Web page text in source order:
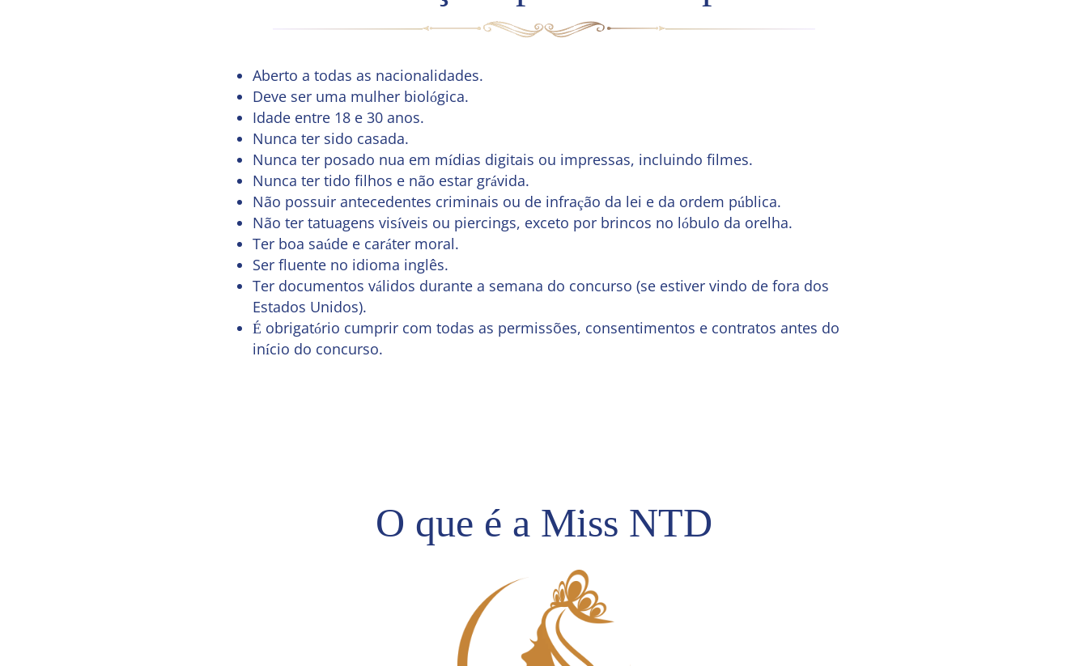
Aberto a todas as nacionalidades.
Deve ser uma mulher biológica.
Idade entre 18 e 30 anos.
Nunca ter sido casada.
Nunca ter posado nua em mídias digitais ou impressas, incluindo filmes.
Nunca ter tido filhos e não estar grávida.
Não possuir antecedentes criminais ou de infração da lei e da ordem pública.
Não ter tatuagens visíveis ou piercings, exceto por brincos no lóbulo da orelha.
Ter boa saúde e caráter moral.
Ser fluente no idioma inglês.
Ter documentos válidos durante a semana do concurso (se estiver vindo de fora dos
Estados Unidos).
É obrigatório cumprir com todas as permissões, consentimentos e contratos antes do
início do concurso.
O que é a Miss NTD